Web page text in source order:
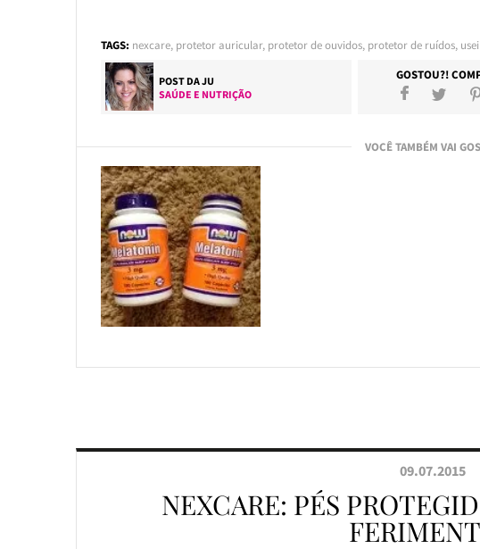
TAGS: nexcare, protetor auricular, protetor de ouvidos, protetor de ruídos,
POST DAJU
SAÚDE E NUTRIÇÃO
GOSTOU?!
VOCÊ TAMBÉM VAI
09.07.2015
NEXCARE: PÉS